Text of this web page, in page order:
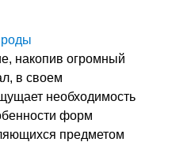
накопив огромный
в своем
необходимость
форм
предметом